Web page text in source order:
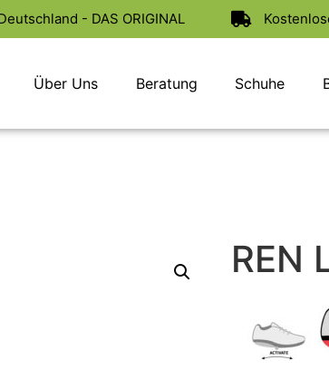
- DAS ORIGINAL
Über Uns Beratung Schuhe
REN